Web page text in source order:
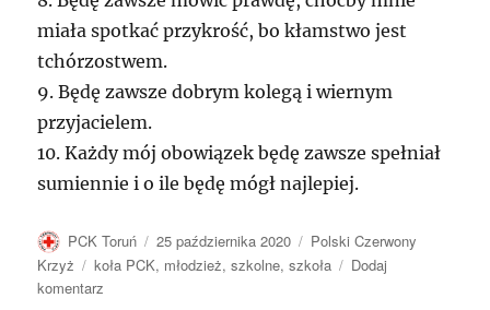
miała spotkać przykrość, bo kłamstwo jest
tchórzostwem.
9. Będę zawsze dobrym kolegą i wiernym
przyjacielem.
10. Każdy mój obowiązek będę zawsze spełniał
sumiennie i o ile będę mógł najlepiej.
Autor
PCK Toruń
Data
publikacji
25 października 2020 Kategorie
Polski Czerwony
Krzyż
Tagi
koła PCK, młodzież,szkolne,szkoła
Dodaj
komentarz